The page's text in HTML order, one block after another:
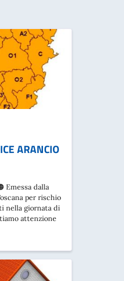
ARANCIO
Emessa dalla
per rischio
nella giornata di
attenzione